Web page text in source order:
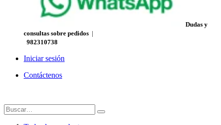
Dudas y
consultas sobre pedidos |
982310738
Iniciar sesión
Contáctenos